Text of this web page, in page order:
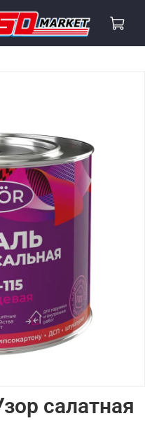
салатная